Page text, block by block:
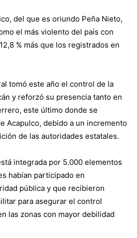
del que es oriundo Peña Nieto,
el más violento del país con
% más que los registrados en
tomó este año el control de la
y reforzó su presencia tanto en
este último donde se
Acapulco, debido a un incremento
de las autoridades estatales.
integrada por 5.000 elementos
habían participado en
pública y que recibieron
para asegurar el control
las zonas con mayor debilidad